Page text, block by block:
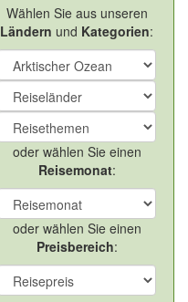
Wählen Sie aus unseren
Ländern und Kategorien:
oder wählen Sie einen
Reisemonat:
oder wählen Sie einen
Preisbereich: